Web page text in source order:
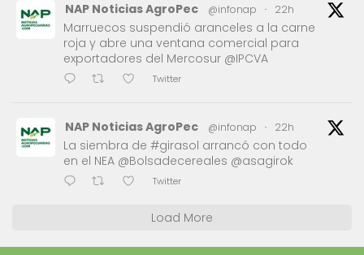
NAP Noticias AgroPec @infonap · 22h
Marruecos suspendió aranceles a la carne
roja y abre una ventana comercial para
exportadores del Mercosur @IPCVA
Twitter
NAP Noticias AgroPec @infonap · 22h
La siembra de #girasol arrancó con todo
en el NEA @Bolsadecereales @asagirok
Twitter
Load More